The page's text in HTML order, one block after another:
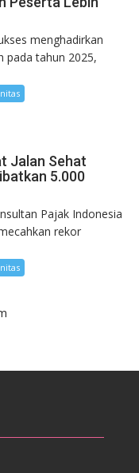
menghadirkan
pada tahun 2025,
Jalan Sehat
5.000
Pajak Indonesia
rekor